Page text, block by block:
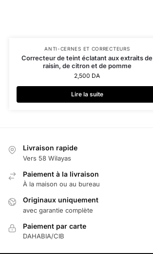
ANTI-CERNES ET CORRECTEURS
Correcteur de teint éclatant aux extraits de
raisin, de citron et de pomme
2,500 DA
Lire la suite
Livraison rapide
Vers 58 Wilayas
Paiement à la livraison
À la maison ou au bureau
Originaux uniquement
avec garantie complète
Paiement par carte
DAHABIA/CIB